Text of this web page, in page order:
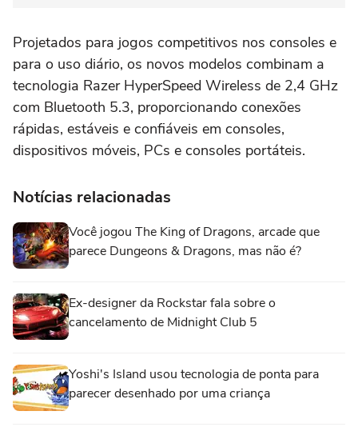
Projetados para jogos competitivos nos consoles e
para o uso diário, os novos modelos combinam a
tecnologia Razer HyperSpeed Wireless de 2,4 GHz
com Bluetooth 5.3, proporcionando conexões
rápidas, estáveis e confiáveis em consoles,
dispositivos móveis, PCs e consoles portáteis.
Notícias relacionadas
Você jogou The King of Dragons, arcade que
parece Dungeons & Dragons, mas não é?
Ex-designer da Rockstar fala sobre o
cancelamento de Midnight Club 5
Yoshi's Island usou tecnologia de ponta para
parecer desenhado por uma criança